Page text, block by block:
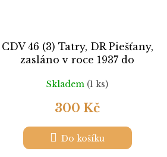
CDV 46 (3) Tatry, DR Piešťany,
zasláno v roce 1937 do
Skladem (1 ks)
300 Kč
Do košíku